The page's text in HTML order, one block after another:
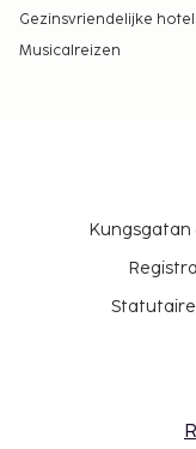
Gezinsvriendelijke
Musicalreizen
Kungsgatan